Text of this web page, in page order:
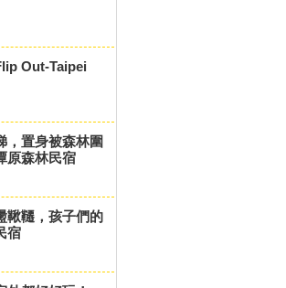
Out-Taipei
，置身被森林圍
原森林民宿
鞦韆，孩子們的
宿